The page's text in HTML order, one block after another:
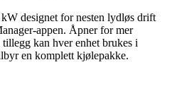
designet for nesten lydløs drift
appen. Åpner for mer
kan hver enhet brukes i
en komplett kjølepakke.